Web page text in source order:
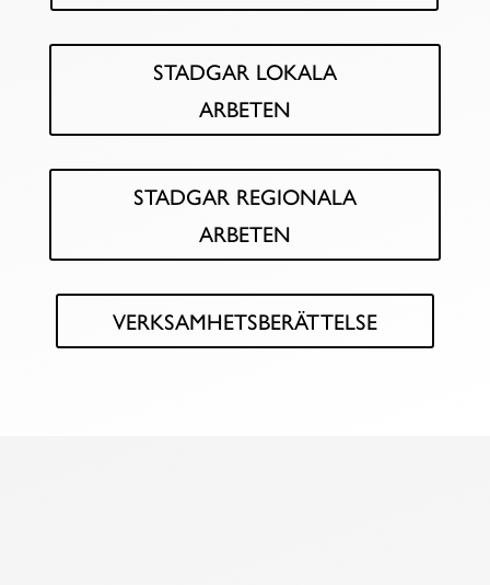
STADGAR LOKALA
ARBETEN
STADGAR REGIONALA
ARBETEN
VERKSAMHETSBERÄTTELSE